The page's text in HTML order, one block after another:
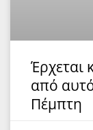
Έρχεται
από
Πέμπτη